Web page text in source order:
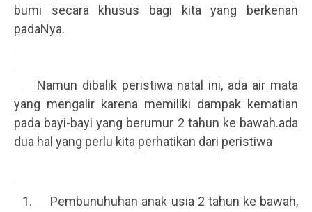
bumi secara khusus bagi kita yang berkenan
padaNya.
.
.
. . . Namun dibalik peristiwa natal ini, ada air mata
yang mengalir karena memiliki dampak kematian
pada bayi-bayi yang berumur 2 tahun ke bawah.ada
dua hal yang perlu kita perhatikan dari peristiwa
.
.
. . .Pembunuhuhan anak usia 2 tahun ke bawah,